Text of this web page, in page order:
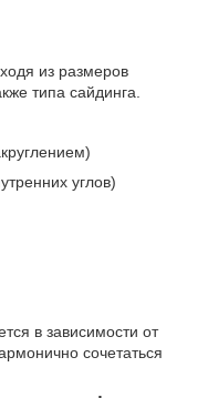
из размеров
типа сайдинга.
углов)
в зависимости от
сочетаться